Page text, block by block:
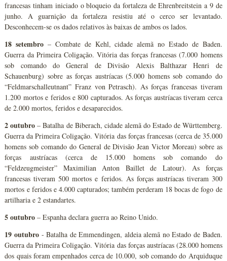
francesas tinham iniciado o bloqueio da fortaleza de Ehrenbreitstein a 9 de
junho. A guarnição da fortaleza resistiu até o cerco ser levantado.
Desconhecem-se os dados relativos às baixas de ambos os lados.
18 setembro – Combate de Kehl, cidade alemã no Estado de Baden.
Guerra da Primeira Coligação. Vitória das forças francesas (7.000 homens
sob comando do General de Divisão Alexis Balthazar Henri de
Schauenburg) sobre as forças austríacas (5.000 homens sob comando do
“Feldmarschalleutnant” Franz von Petrasch). As forças francesas tiveram
1.200 mortos e feridos e 800 capturados. As forças austríacas tiveram cerca
de 2.000 mortos, feridos e desaparecidos.
2 outubro – Batalha de Biberach, cidade alemã do Estado de Württemberg.
Guerra da Primeira Coligação. Vitória das forças francesas (cerca de 35.000
homens sob comando do General de Divisão Jean Victor Moreau) sobre as
forças austríacas (cerca de 15.000 homens sob comando do
“Feldzeugmeister” Maximilian Anton Baillet de Latour). As forças
francesas tiveram 500 mortos e feridos. As forças austríacas tiveram 300
mortos e feridos e 4.000 capturados; também perderam 18 bocas de fogo de
artilharia e 2 estandartes.
5 outubro – Espanha declara guerra ao Reino Unido.
19 outubro - Batalha de Emmendingen, aldeia alemã no Estado de Baden.
Guerra da Primeira Coligação. Vitória das forças austríacas (28.000 homens
dos quais foram empenhados cerca de 10.000, sob comando do Arquiduque